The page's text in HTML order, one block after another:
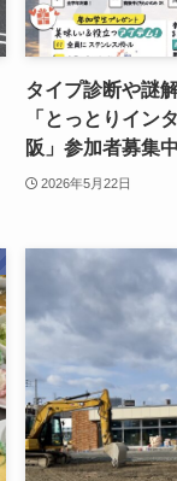
タイプ診断や謎
「とっとりイン
阪」参加者募集
2026年5月22日